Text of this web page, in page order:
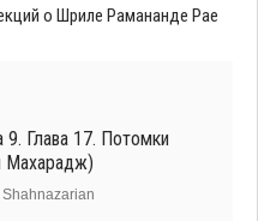
о Шриле Рамананде Рае
Глава 17. Потомки
Махарадж)